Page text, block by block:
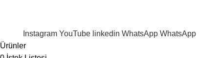
Instagram YouTube linkedin WhatsApp WhatsApp
Ürünler